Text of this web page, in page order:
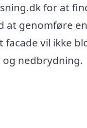
for at
genomføre
facade vil ikke
nedbrydning.